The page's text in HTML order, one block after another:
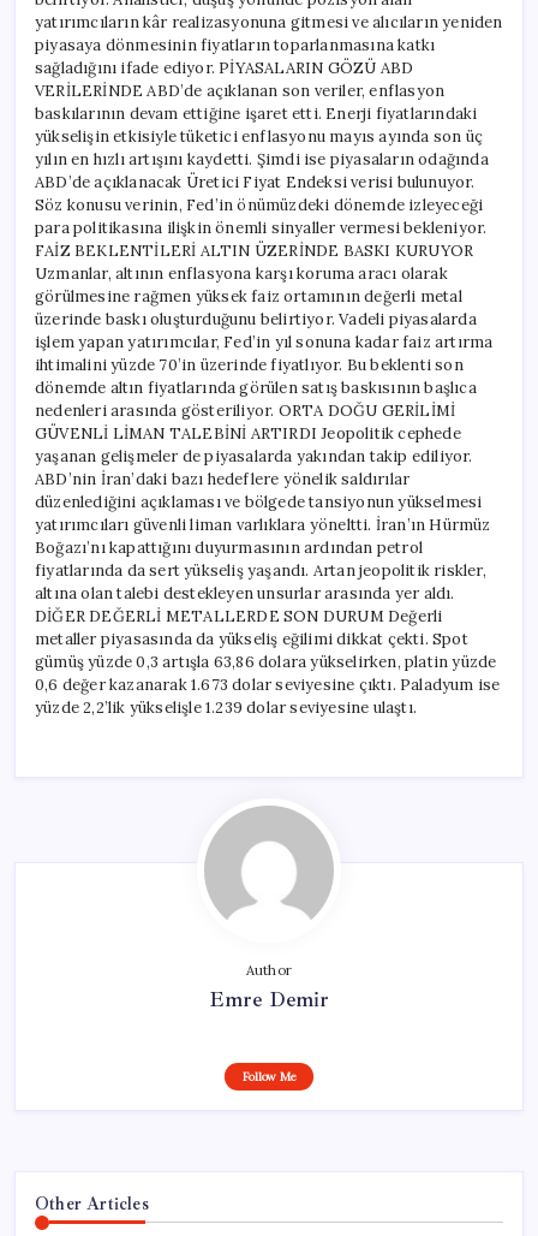
yatırımcıların kâr realizasyonuna gitmesi ve alıcıların yeniden
piyasaya dönmesinin fiyatların toparlanmasına katkı
sağladığını ifade ediyor. PİYASALARIN GÖZÜ ABD
VERİLERİNDE ABD’de açıklanan son veriler, enflasyon
baskılarının devam ettiğine işaret etti. Enerji fiyatlarındaki
yükselişin etkisiyle tüketici enflasyonu mayıs ayında son üç
yılın en hızlı artışını kaydetti. Şimdi ise piyasaların odağında
ABD’de açıklanacak Üretici Fiyat Endeksi verisi bulunuyor.
Söz konusu verinin, Fed’in önümüzdeki dönemde izleyeceği
para politikasına ilişkin önemli sinyaller vermesi bekleniyor.
FAİZ BEKLENTİLERİ ALTIN ÜZERİNDE BASKI KURUYOR
Uzmanlar, altının enflasyona karşı koruma aracı olarak
görülmesine rağmen yüksek faiz ortamının değerli metal
üzerinde baskı oluşturduğunu belirtiyor. Vadeli piyasalarda
işlem yapan yatırımcılar, Fed’in yıl sonuna kadar faiz artırma
ihtimalini yüzde 70’in üzerinde fiyatlıyor. Bu beklenti son
dönemde altın fiyatlarında görülen satış baskısının başlıca
nedenleri arasında gösteriliyor. ORTA DOĞU GERİLİMİ
GÜVENLİ LİMAN TALEBİNİ ARTIRDI Jeopolitik cephede
yaşanan gelişmeler de piyasalarda yakından takip ediliyor.
ABD’nin İran’daki bazı hedeflere yönelik saldırılar
düzenlediğini açıklaması ve bölgede tansiyonun yükselmesi
yatırımcıları güvenli liman varlıklara yöneltti. İran’ın Hürmüz
Boğazı’nı kapattığını duyurmasının ardından petrol
fiyatlarında da sert yükseliş yaşandı. Artan jeopolitik riskler,
altına olan talebi destekleyen unsurlar arasında yer aldı.
DİĞER DEĞERLİ METALLERDE SON DURUM Değerli
metaller piyasasında da yükseliş eğilimi dikkat çekti. Spot
gümüş yüzde 0,3 artışla 63,86 dolara yükselirken, platin yüzde
0,6 değer kazanarak 1.673 dolar seviyesine çıktı. Paladyum ise
yüzde 2,2’lik yükselişle 1.239 dolar seviyesine ulaştı.
Author
Emre Demir
Follow Me
Other Articles